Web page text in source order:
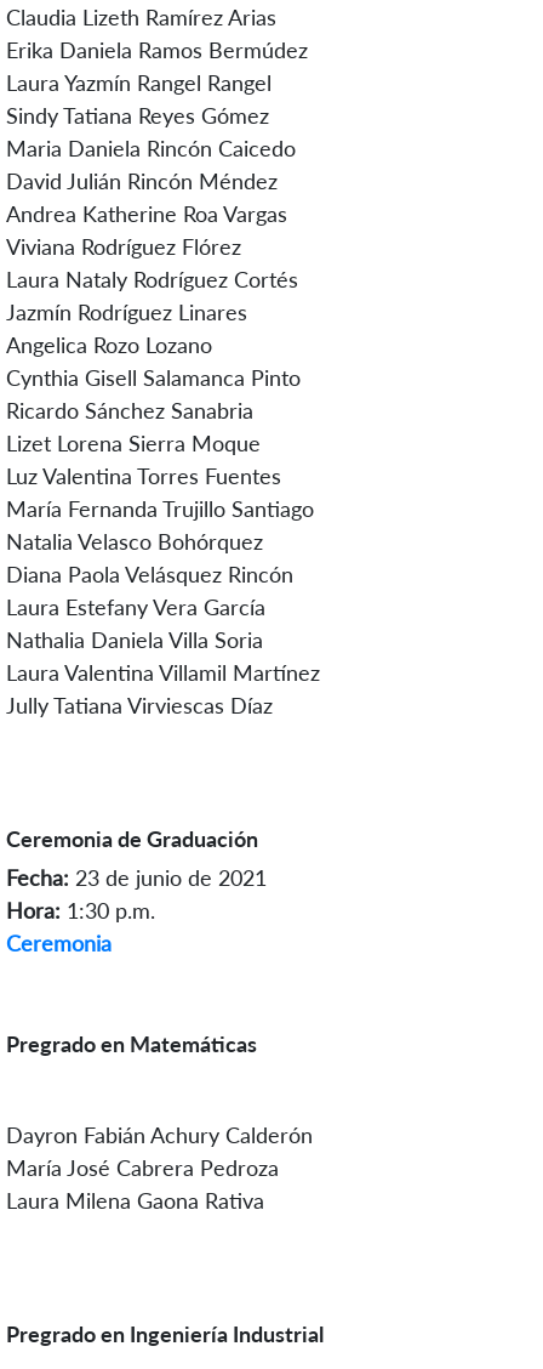
Claudia Lizeth Ramírez Arias
Erika Daniela Ramos Bermúdez
Laura Yazmín Rangel Rangel
Sindy Tatiana Reyes Gómez
Maria Daniela Rincón Caicedo
David Julián Rincón Méndez
Andrea Katherine Roa Vargas
Viviana Rodríguez Flórez
Laura Nataly Rodríguez Cortés
Jazmín Rodríguez Linares
Angelica Rozo Lozano
Cynthia Gisell Salamanca Pinto
Ricardo Sánchez Sanabria
Lizet Lorena Sierra Moque
Luz Valentina Torres Fuentes
María Fernanda Trujillo Santiago
Natalia Velasco Bohórquez
Diana Paola Velásquez Rincón
Laura Estefany Vera García
Nathalia Daniela Villa Soria
Laura Valentina Villamil Martínez
Jully Tatiana Virviescas Díaz
Ceremonia de Graduación
Fecha: 23 de junio de 2021
Hora: 1:30 p.m.
Ceremonia
Pregrado en Matemáticas
Dayron Fabián Achury Calderón
María José Cabrera Pedroza
Laura Milena Gaona Rativa
Pregrado en Ingeniería Industrial